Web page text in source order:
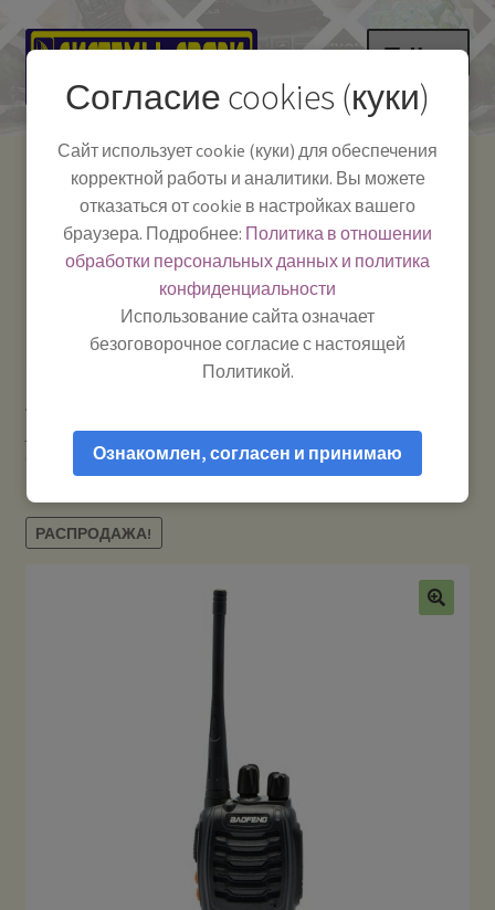
Перейти
навигации
Перейти
содержимому
Меню
Как пользоваться
Полезная информация
Мой аккаунт
Системы Связи:
г. Красноярск, ул.
Работаем:Пн-Пт:
10:00–18:00
-
Телефон:+7-
391-249-1040
Тел.|WA|Telegram:
+79029904090
носимые и ручные
Baofeng BF-888s — Рация
безлицензионная портативная (LPD/PMR)
РАСПРОДАЖА!
Согласие cookies (куки)
Сайт использует cookie (куки) для обеспечения
корректной работы и аналитики. Вы можете
отказаться от cookie в настройках вашего
браузера. Подробнее: Политика в отношении
обработки персональных данных и политика
конфиденциальности
Использование сайта означает
безоговорочное согласие с настоящей
Политикой.
Ознакомлен, согласен и принимаю